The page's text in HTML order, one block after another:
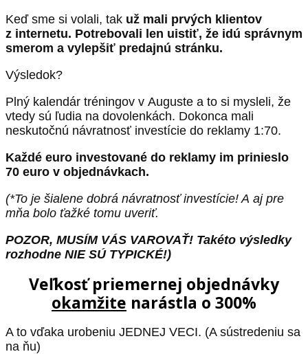
Keď sme si volali, tak už mali prvých klientov
z internetu. Potrebovali len uistiť, že idú správnym
smerom a vylepšiť predajnú stránku.
Výsledok?
Plný kalendár tréningov v Auguste a to si mysleli, že
vtedy sú ľudia na dovolenkách. Dokonca mali
neskutočnú návratnosť investície do reklamy 1:70.
Každé euro investované do reklamy im prinieslo
70 euro v objednávkach.
(*To je šialene dobrá návratnosť investície! A aj pre
mňa bolo ťažké tomu uveriť.
POZOR, MUSÍM VÁS VAROVAŤ! Takéto výsledky
rozhodne NIE SÚ TYPICKÉ!)
Veľkosť priemernej objednávky
okamžite narástla o 300%
A to vďaka urobeniu JEDNEJ VECI. (A sústredeniu sa
na ňu)